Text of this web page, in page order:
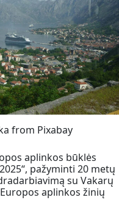
from Pixabay
aplinkos būklės
pažyminti 20 metų
su Vakarų
aplinkos žinių